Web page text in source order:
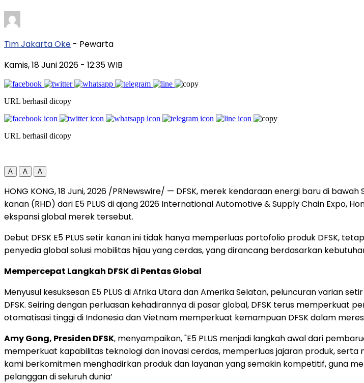
Tim Jakarta Oke - Pewarta
Kamis, 18 Juni 2026 - 12:35 WIB
URL berhasil dicopy
URL berhasil dicopy
A A A
HONG KONG,18 Juni, 2026 /PRNewswire/ — DFSK, merek kendaraan energi baru di bawah
kanan (RHD) dari E5 PLUS di ajang 2026 International Automotive & Supply Chain Expo,
ekspansi global merek tersebut.
Debut DFSK E5 PLUS setir kanan ini tidak hanya memperluas portofolio produk DFSK,
penyedia global solusi mobilitas hijau yang cerdas, yang dirancang berdasarkan
Mempercepat Langkah DFSK di Pentas Global
Menyusul kesuksesan E5 PLUS di Afrika Utara dan Amerika Selatan, peluncuran varian
DFSK. Seiring dengan perluasan kehadirannya di pasar global, DFSK terus memperkuat
otomatisasi tinggi di Indonesia dan Vietnam memperkuat kemampuan DFSK dalam
Amy Gong, Presiden DFSK, menyampaikan, "E5 PLUS menjadi langkah awal dari
memperkuat kapabilitas teknologi dan inovasi cerdas, memperluas jajaran produk,
kami berkomitmen menghadirkan produk dan layanan yang semakin kompetitif, guna
pelanggan di seluruh dunia’